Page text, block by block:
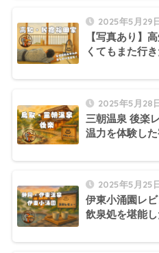
2025年5月29
【写真あり】
くてもまた行
2025年5月28
三朝温泉 後楽
温力を体験し
2025年5月25
伊東小涌園レ
飲泉処を堪能